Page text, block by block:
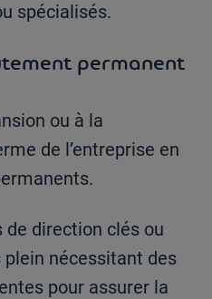
spécialisés.
permanent
ou à la
de l’entreprise en
de direction clés ou
nécessitant des
pour assurer la